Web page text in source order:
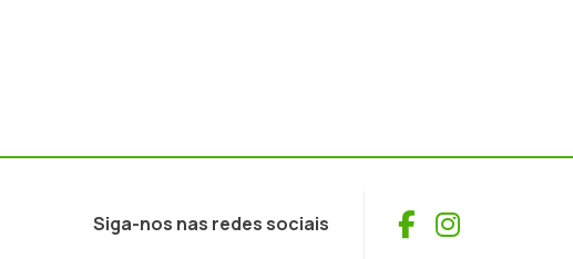
Siga-nos nas redes sociais Facebook
Instagram